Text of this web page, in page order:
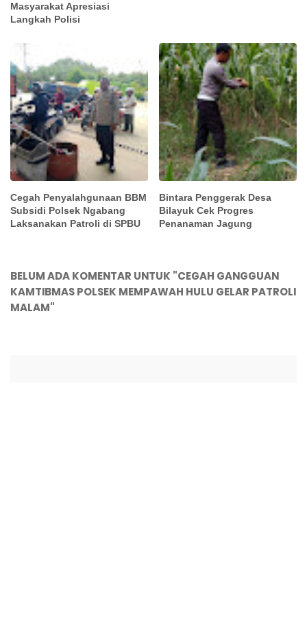
Masyarakat Apresiasi
Langkah Polisi
Cegah Penyalahgunaan BBM
Subsidi Polsek Ngabang
Laksanakan Patroli di SPBU
Bintara Penggerak Desa
Bilayuk Cek Progres
Penanaman Jagung
BELUM ADA KOMENTAR UNTUK "CEGAH GANGGUAN
KAMTIBMAS POLSEK MEMPAWAH HULU GELAR PATROLI
MALAM"